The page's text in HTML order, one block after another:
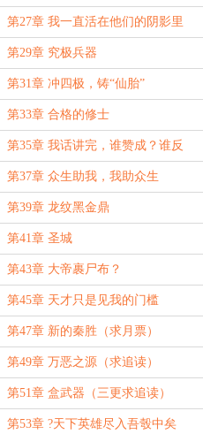
第27章 我一直活在他们的阴影里
第29章 究极兵器
第31章 冲四极，铸“仙胎”
第33章 合格的修士
第35章 我话讲完，谁赞成？谁反
对？
第37章 众生助我，我助众生
第39章 龙纹黑金鼎
第41章 圣城
第43章 大帝裹尸布？
第45章 天才只是见我的门槛
第47章 新的秦胜（求月票）
第49章 万恶之源（求追读）
第51章 盒武器（三更求追读）
第53章 ?天下英雄尽入吾彀中矣